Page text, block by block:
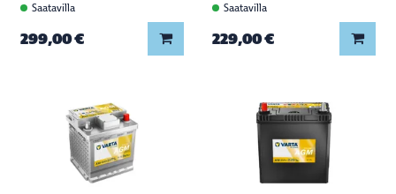
Saatavilla
299,00 € Lisää koriin
Saatavilla
229,00 €